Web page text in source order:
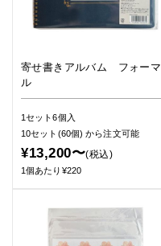
寄せ書きアルバム フォーマ
ル
1セット6個入
10セット(60個)から注文可能
¥13,200〜(税込)
1個あたり¥220